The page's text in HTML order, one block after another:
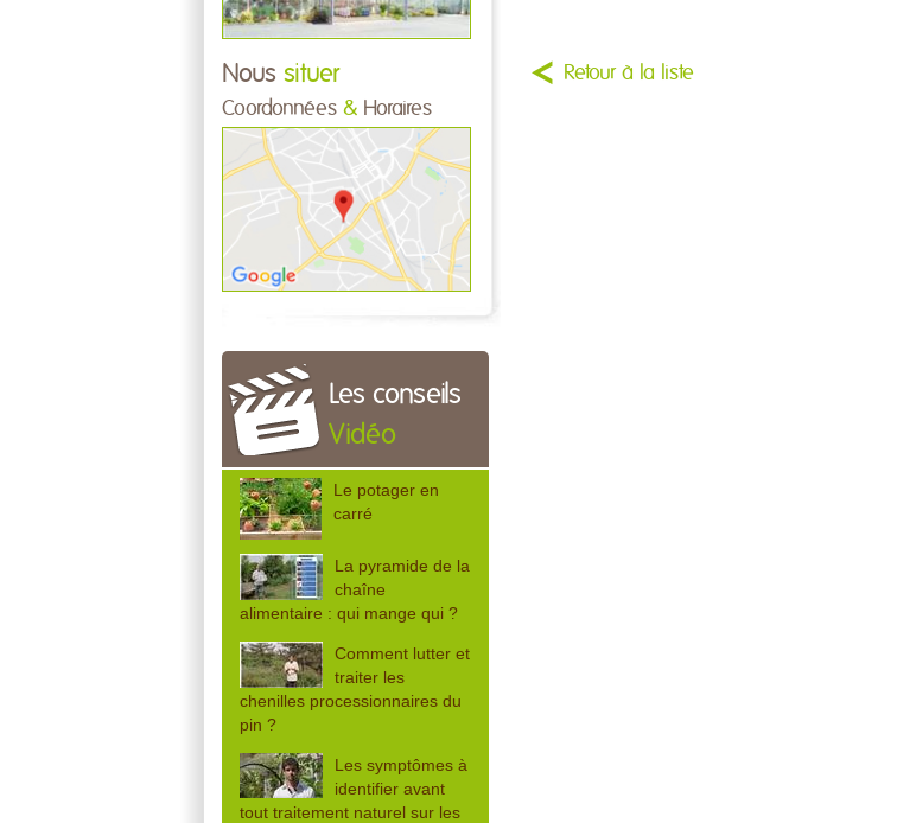
Nous situer
Coordonnées & Horaires
Les conseils
Vidéo
Le potager en
carré
La pyramide de la
chaîne
alimentaire : qui mange qui ?
Comment lutter et
traiter les
chenilles processionnaires du
pin ?
Les symptômes à
identifier avant
tout traitement naturel sur les
Retour à la liste